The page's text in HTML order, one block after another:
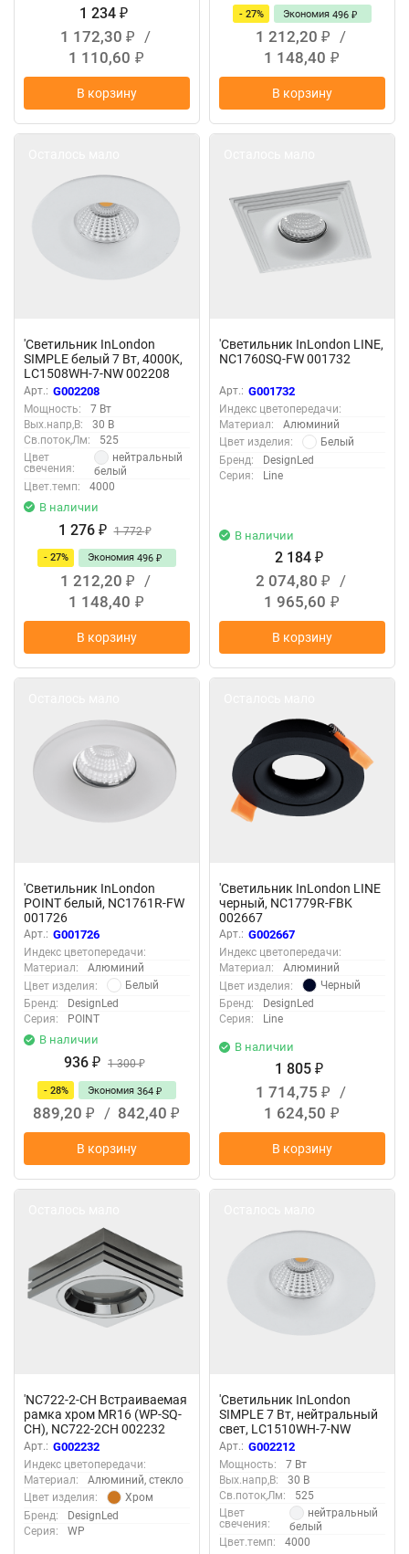
1 234 ₽
1 172,30 ₽
/
1 110,60 ₽
В корзину
- 27% Экономия 496 ₽
1 212,20 ₽
/
1 148,40 ₽
В корзину
'Светильник InLondon
SIMPLE белый 7 Вт, 4000K,
LC1508WH-7-NW 002208
Арт.: G002208
Мощность:
7 Вт
Вых.напр,В:
30 В
Св.поток,Лм:
525
Цвет
свечения:
нейтральный
белый
Цвет.темп:
4000
В наличии
1 276 ₽ 1 772₽
- 27% Экономия 496 ₽
1 212,20 ₽
/
1 148,40 ₽
В корзину
'Светильник InLondon LINE,
NC1760SQ-FW 001732
Арт.: G001732
Индекс цветопередачи:
Материал:
Алюминий
Цвет изделия:
Белый
Бренд:
DesignLed
Серия:
Line
В наличии
2 184 ₽
2 074,80 ₽
/
1 965,60 ₽
В корзину
'Светильник InLondon
POINT белый, NC1761R-FW
001726
Арт.: G001726
Индекс цветопередачи:
Материал:
Алюминий
Цвет изделия:
Белый
Бренд:
DesignLed
Серия:
POINT
В наличии
936 ₽ 1 300₽
- 28% Экономия 364 ₽
889,20 ₽ / 842,40 ₽
В корзину
'Светильник InLondon LINE
черный, NC1779R-FBK
002667
Арт.: G002667
Индекс цветопередачи:
Материал:
Алюминий
Цвет изделия:
Черный
Бренд:
DesignLed
Серия:
Line
В наличии
1 805 ₽
1 714,75 ₽
/
1 624,50 ₽
В корзину
'NC722-2-CH Встраиваемая
рамка хром MR16 (WP-SQ-
CH), NC722-2CH 002232
Арт.: G002232
Индекс цветопередачи:
Материал:
Алюминий, стекло
Цвет изделия:
Хром
Бренд:
DesignLed
Серия:
WP
'Светильник InLondon
SIMPLE 7 Вт, нейтральный
свет, LC1510WH-7-NW
002212
Арт.: G002212
Мощность:
7 Вт
Вых.напр,В:
30 В
Св.поток,Лм:
525
Цвет
свечения:
нейтральный
белый
Цвет.темп:
4000